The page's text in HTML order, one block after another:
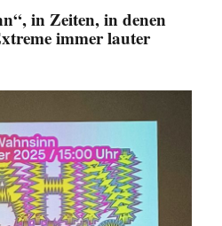
in Zeiten, in denen
immer lauter